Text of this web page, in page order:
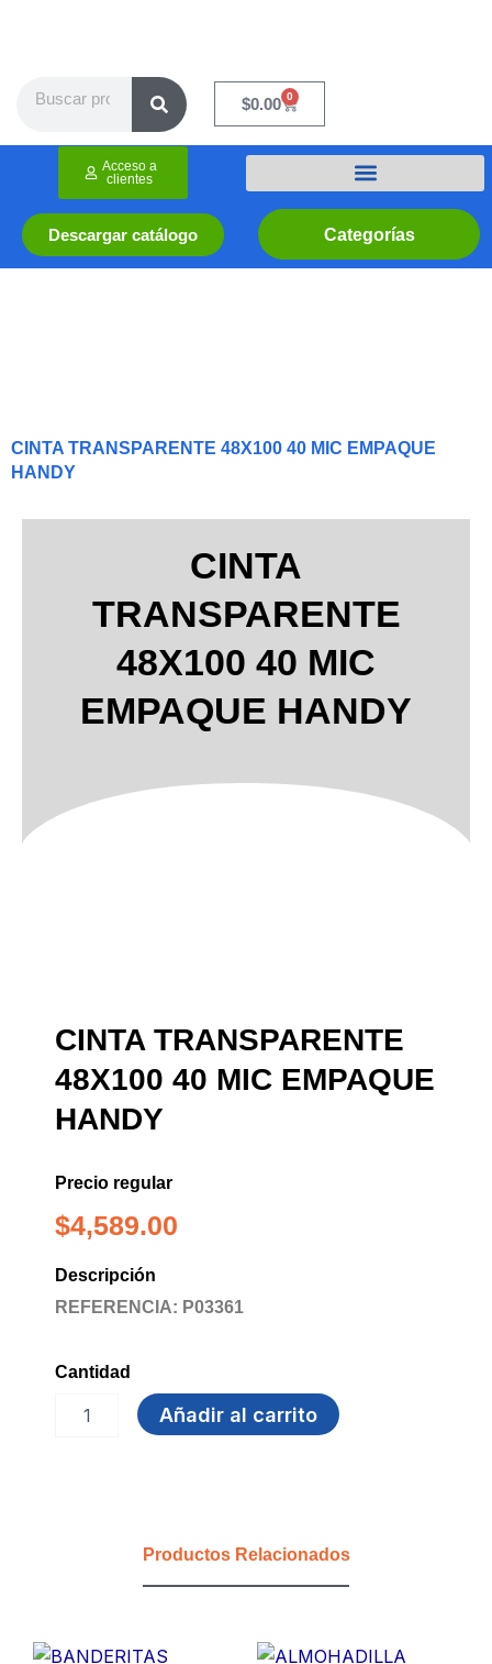
$0.00 0
Cart
Categorías
Descargar catálogo
Acceso a
clientes
CINTA TRANSPARENTE 48X100 40 MIC EMPAQUE
HANDY
CINTA
TRANSPARENTE
48X100 40 MIC
EMPAQUE HANDY
CINTA TRANSPARENTE
48X100 40 MIC EMPAQUE
HANDY
Precio regular
$4,589.00
Descripción
REFERENCIA: P03361
Cantidad
TRANSPARENTEAñadir al carrito
Productos Relacionados